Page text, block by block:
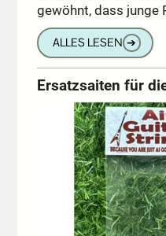
gewöhnt, dass junge
ALLES LESEN ➔
Ersatzsaiten für